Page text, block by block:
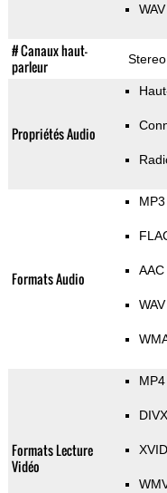
WAV
# Canaux haut-
parleur
Stereo
Propriétés Audio
Formats Audio
MP3
AAC
WAV
Formats Lecture
Vidéo
MP4
DIVX
XVID